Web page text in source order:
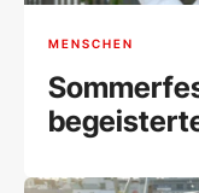
MENSCHEN